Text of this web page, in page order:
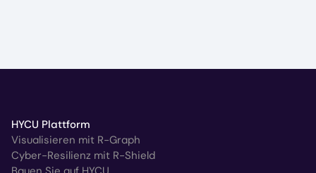
HYCU Plattform
Visualisieren mit R-Graph
Cyber-Resilienz mit R-Shield